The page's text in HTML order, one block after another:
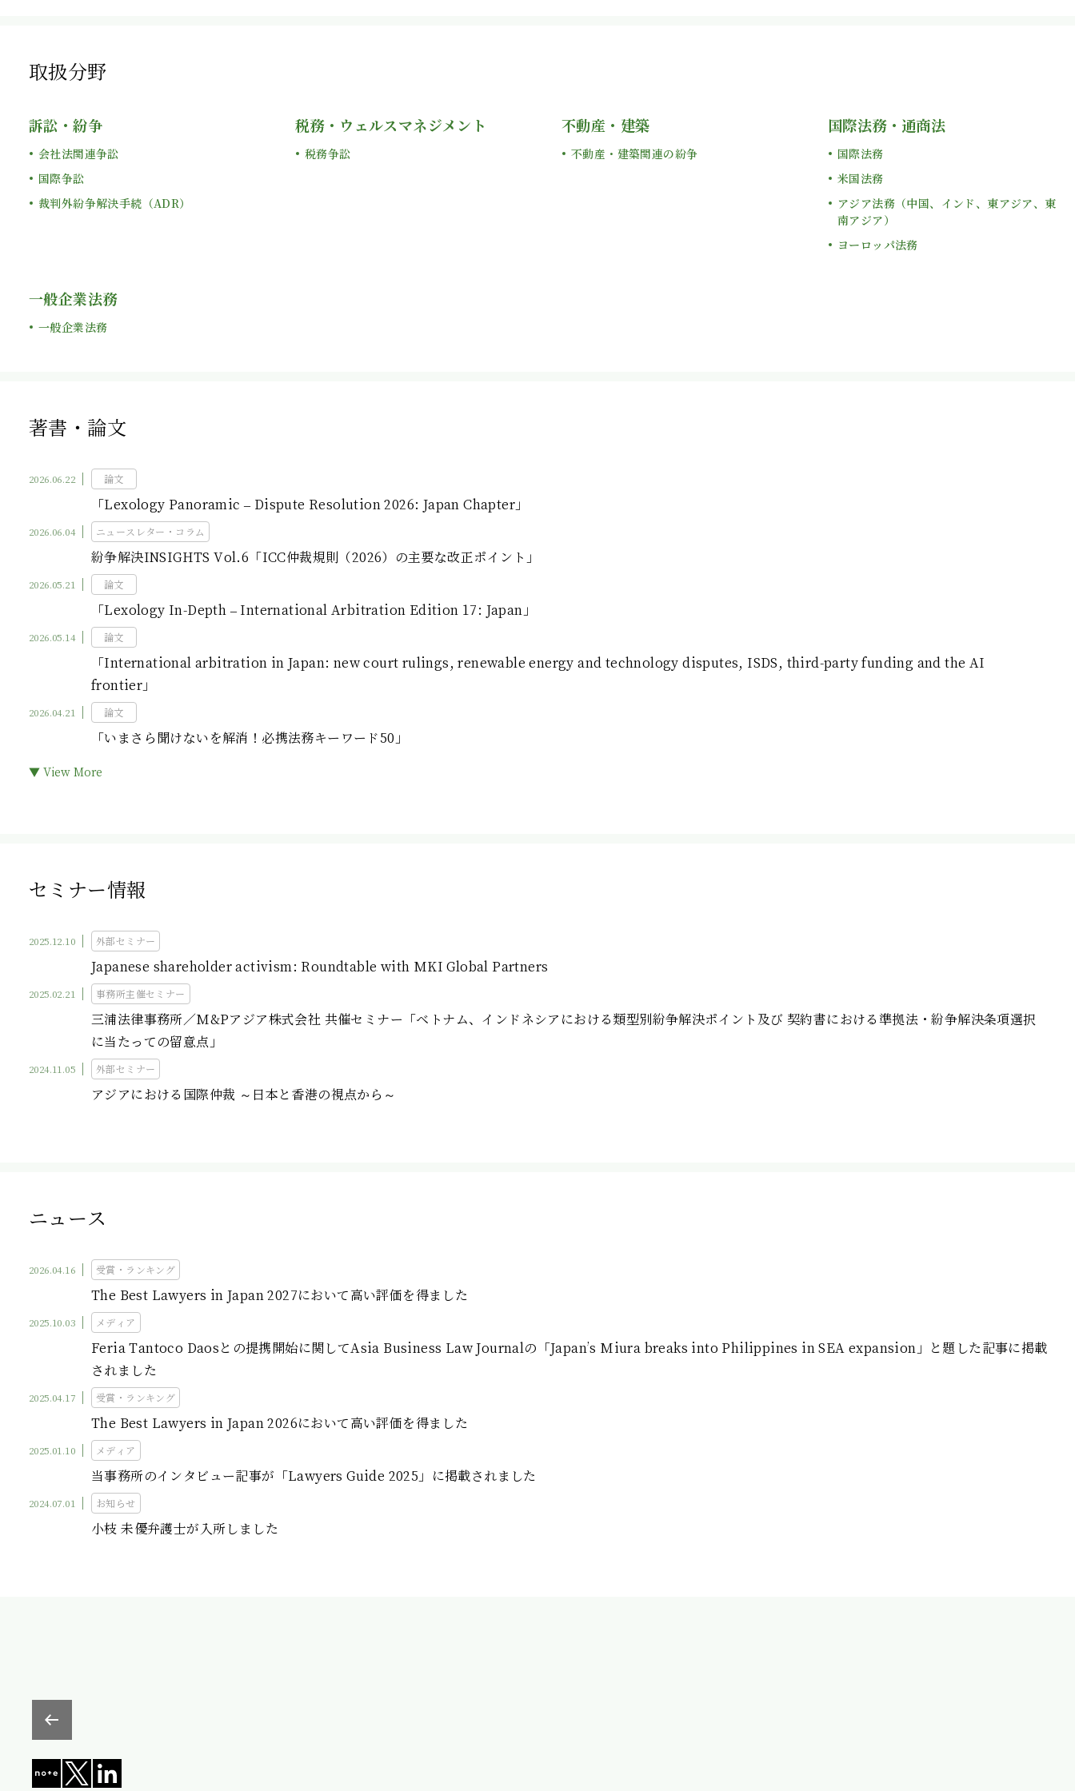
取扱分野
訴訟・紛争
会社法関連争訟
国際争訟
裁判外紛争解決手続（ADR）
税務・ウェルスマネジメント
税務争訟
不動産・建築
不動産・建築関連の紛争
国際法務・通商法
国際法務
米国法務
アジア法務（中国、インド、東アジア、東
南アジア）
ヨーロッパ法務
一般企業法務
一般企業法務
著書・論文
2026.06.22
「Lexology Panoramic – Dispute Resolution 2026: Japan Chapter」
論文
2026.06.04
紛争解決INSIGHTS Vol.6「ICC仲裁規則（2026）の主要な改正ポイント」
ニュースレター・コラム
2026.05.21
「Lexology In-Depth – International Arbitration Edition 17: Japan」
論文
2026.05.14
「International arbitration in Japan: new court rulings, renewable energy and technology disputes, ISDS, third-party funding and the AI
frontier」
論文
2026.04.21
「いまさら聞けないを解消！必携法務キーワード50」
論文
▼ View More
セミナー情報
2025.12.10
Japanese shareholder activism: Roundtable with MKI Global Partners
外部セミナー
2025.02.21
三浦法律事務所／M&Pアジア株式会社 共催セミナー「ベトナム、インドネシアにおける類型別紛争解決ポイント及び 契約書における準拠法・紛争解決条項選択
に当たっての留意点」
事務所主催セミナー
2024.11.05
アジアにおける国際仲裁 ～日本と香港の視点から～
外部セミナー
ニュース
2026.04.16
The Best Lawyers in Japan 2027において高い評価を得ました
受賞・ランキング
2025.10.03
Feria Tantoco Daosとの提携開始に関してAsia Business Law Journalの「Japan’s Miura breaks into Philippines in SEA expansion」と題した記事に掲載
されました
メディア
2025.04.17
The Best Lawyers in Japan 2026において高い評価を得ました
受賞・ランキング
2025.01.10
当事務所のインタビュー記事が「Lawyers Guide 2025」に掲載されました
メディア
2024.07.01
小枝 未優弁護士が入所しました
お知らせ